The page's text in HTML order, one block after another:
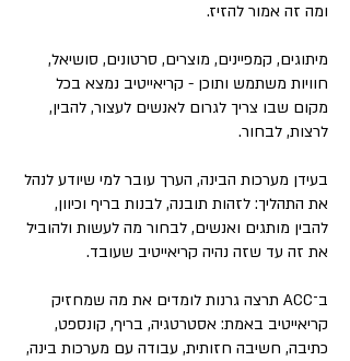
ומה זה אמור להזיז.
מיתוגים, קמפיינים, מוצרים, סרטונים, סושיאל,
חוויות משתמש ותוכן - קריאייטיב נמצא בכל
מקום שבו צריך לגרום לאנשים לעצור, להבין,
לרצות, לבחור.
בעידן מערכות הבינה, הערך עובר למי שיודע לנהל
את התהליך: לזהות תובנה, לבנות בריף וכיוון,
להבין מותגים ואנשים, לבחור מה לעשות ולהוביל
את זה עד שזה נהיה קריאייטיב שעובד.
ב־ACC תרצה גרנות לומדים את מה שמחזיק
קריאייטיב באמת: אסטרטגיה, בריף, קונספט,
כתיבה, חשיבה חזותית, עבודה עם מערכות בינה,